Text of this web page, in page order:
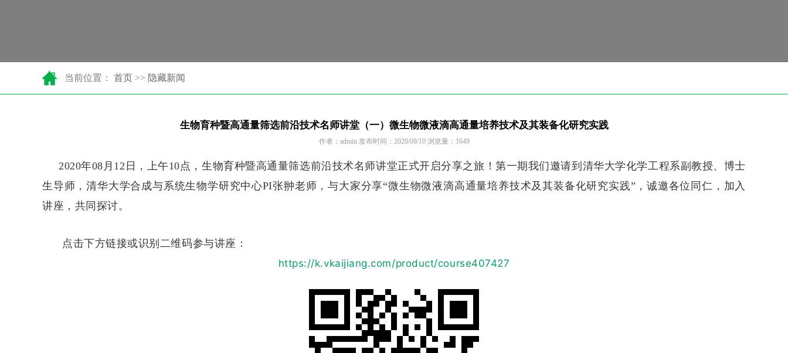
当前位置： 首页 >> 隐藏新闻
生物育种暨高通量筛选前沿技术名师讲堂（一）微生物微液滴高通量培养技术及其装备化研究实践
作者：admin 发布时间：2020/08/10 浏览量：1649
2020年08月12日，上午10点， 生物育种暨高通量筛选前沿技术名师讲堂正式开启分享之旅！第一期我们邀请到清华大学化学工程系副教授、博士
生导师，清华大学合成与系统生物学研究中心PI张翀老师，与大家分享“微生物微液滴高通量培养技术及其装备化研究实践”，诚邀各位同仁，加入
讲座，共同探讨。
点击下方链接或识别二维码参与讲座：
https://k.vkaijiang.com/product/course407427